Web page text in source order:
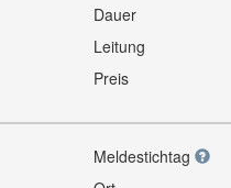
Dauer
Leitung
Preis
Meldestichtag